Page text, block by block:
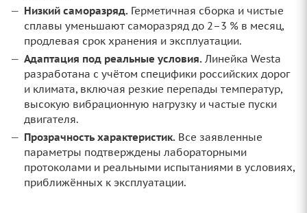
Низкий саморазряд. Герметичная сборка и чистые
сплавы уменьшают саморазряд до 2–3 % в месяц,
продлевая срок хранения и эксплуатации.
Адаптация под реальные условия. Линейка Westa
разработана с учётом специфики российских дорог
и климата, включая резкие перепады температур,
высокую вибрационную нагрузку и частые пуски
двигателя.
Прозрачность характеристик. Все заявленные
параметры подтверждены лабораторными
протоколами и реальными испытаниями в условиях,
приближённых к эксплуатации.